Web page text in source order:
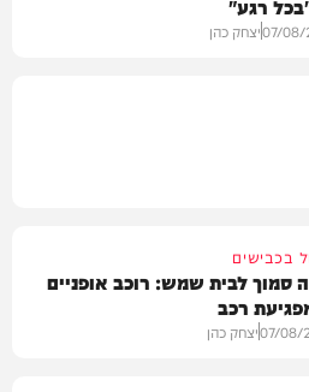
רגע"
07/08/יצחק כהן
בכבישים
סמוך לבית שמש: רוכב אופניים
רכב
07/08/יצחק כהן